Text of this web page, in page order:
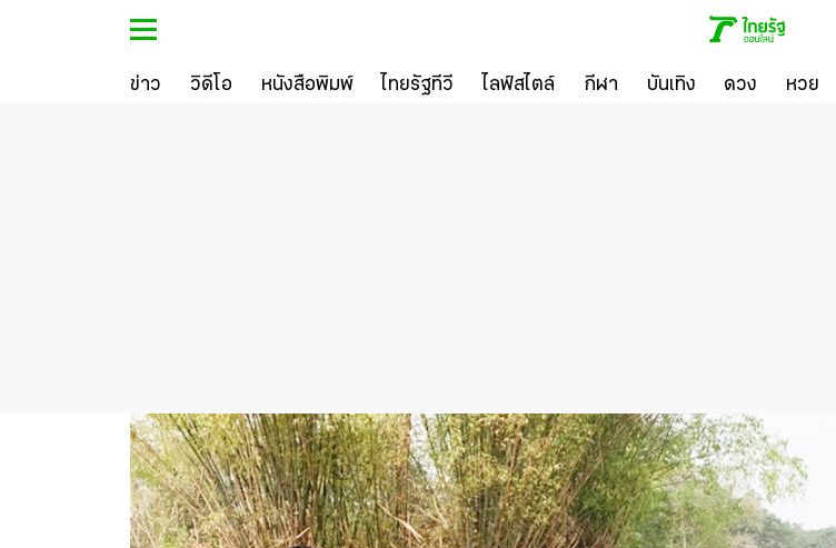
ข่าว วิดีโอ หนังสือพิมพ์ ไทยรัฐทีวี ไลฟ์สไตล์ กีฬา บันเทิง ดวง หวย